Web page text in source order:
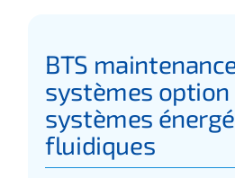
BTS
systèmes option
systèmes
fluidiques